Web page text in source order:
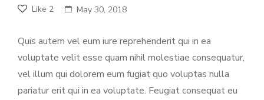
Like 2 May 30, 2018
Quis autem vel eum iure reprehenderit qui in ea
voluptate velit esse quam nihil molestiae consequatur,
vel illum qui dolorem eum fugiat quo voluptas nulla
pariatur erit qui in ea voluptate. Feugiat consequat eu